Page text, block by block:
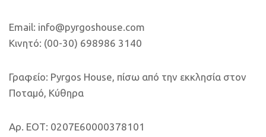
Email: info@pyrgoshouse.com
Κινητό: (00-30) 698986 3140
Γραφείο: Pyrgos House, πίσω από την εκκλησία στον
Ποταμό, Κύθηρα
Αρ. ΕΟΤ: 0207E60000378101